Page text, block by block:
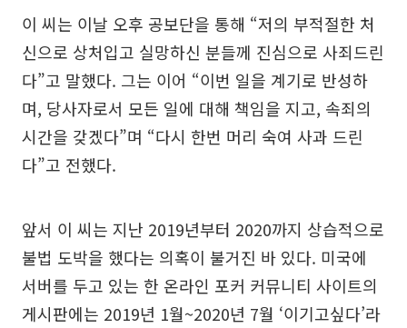
이 씨는 이날 오후 공보단을 통해 “저의 부적절한 처
신으로 상처입고 실망하신 분들께 진심으로 사죄드린
다”고 말했다. 그는 이어 “이번 일을 계기로 반성하
며, 당사자로서 모든 일에 대해 책임을 지고, 속죄의
시간을 갖겠다”며 “다시 한번 머리 숙여 사과 드린
다”고 전했다.
앞서 이 씨는 지난 2019년부터 2020까지 상습적으로
불법 도박을 했다는 의혹이 불거진 바 있다. 미국에
서버를 두고 있는 한 온라인 포커 커뮤니티 사이트의
게시판에는 2019년 1월~2020년 7월 ‘이기고싶다’라